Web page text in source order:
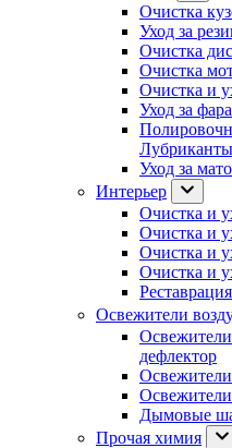
Очистка
Уход за
Очистка
Очистка
Очистка и
Уход за
Лубриканты
Уход за
Интерьер
Очистка и
Очистка и
Очистка и
Очистка и
Освежители
дефлектор
Освежители
Освежители
Дымовые
Прочая химия